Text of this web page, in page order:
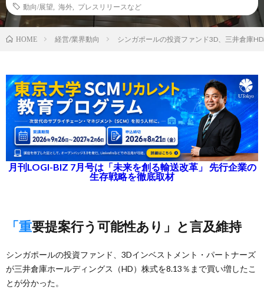
動向/展望
海外 プレスリリースなど
HOME 経営/業界動向 シンガポールの投資ファンド3D、三井倉庫
月刊LOGI-BIZ 7月号は「未来を創る輸送改革」 先行企業の
生存戦略を徹底取材
「重要提案行う可能性あり」と言及維持
シンガポールの投資ファンド、3Dインベストメント・パートナーズ
が三井倉庫ホールディングス（HD）株式を8.13％まで買い増したこ
とが分かった。